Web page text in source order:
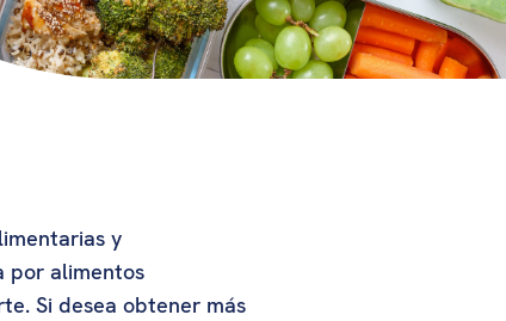
y
por alimentos
Si desea obtener más